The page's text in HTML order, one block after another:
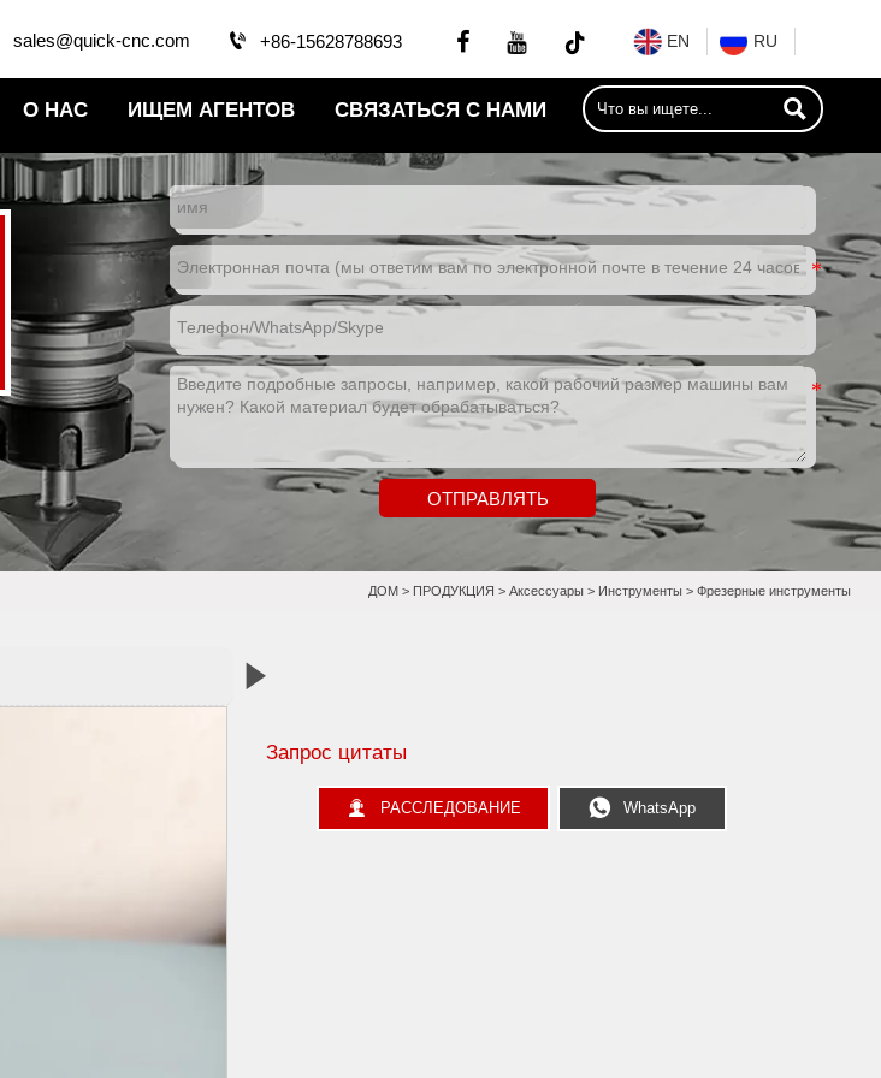
sales@quick-cnc.com  +86-15628788693   EN RU
О НАС ИЩЕМ АГЕНТОВ СВЯЗАТЬСЯ С НАМИ 
ОТПРАВЛЯТЬ
ДОМ> ПРОДУКЦИЯ > Аксессуары> Инструменты> Фрезерные инструменты

Запрос цитаты
 РАССЛЕДОВАНИЕ  WhatsApp